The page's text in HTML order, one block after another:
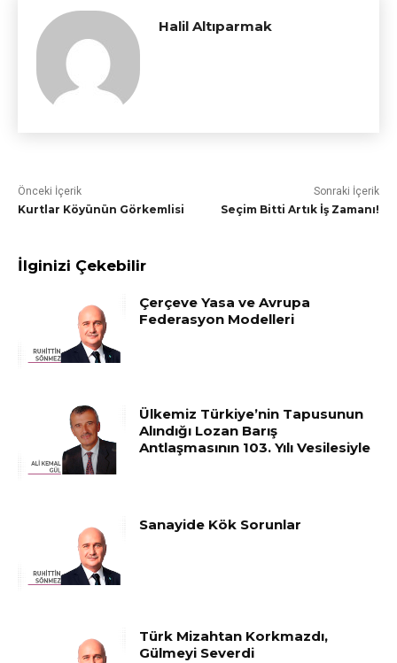
Halil Altıparmak
Önceki İçerik
Kurtlar Köyünün Görkemlisi
Sonraki İçerik
Seçim Bitti Artık İş Zamanı!
İlginizi Çekebilir
Çerçeve Yasa ve Avrupa
Federasyon Modelleri
Ülkemiz Türkiye’nin Tapusunun
Alındığı Lozan Barış
Antlaşmasının 103. Yılı Vesilesiyle
Sanayide Kök Sorunlar
Türk Mizahtan Korkmazdı,
Gülmeyi Severdi